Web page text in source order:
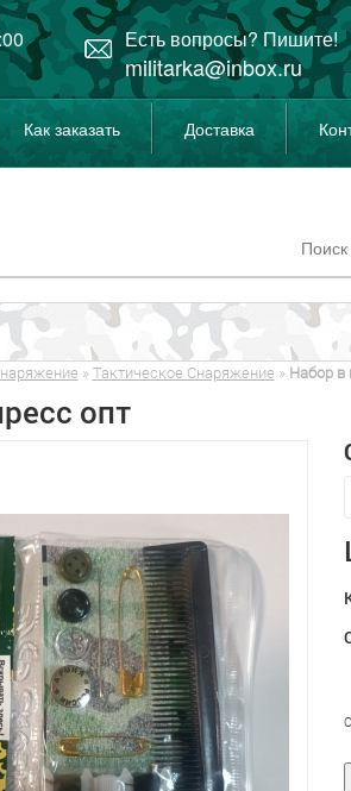
Есть вопросы? Пишите!
militarka@inbox.ru
Как заказать Доставка
» Тактическое Снаряжение » Набор в
опт